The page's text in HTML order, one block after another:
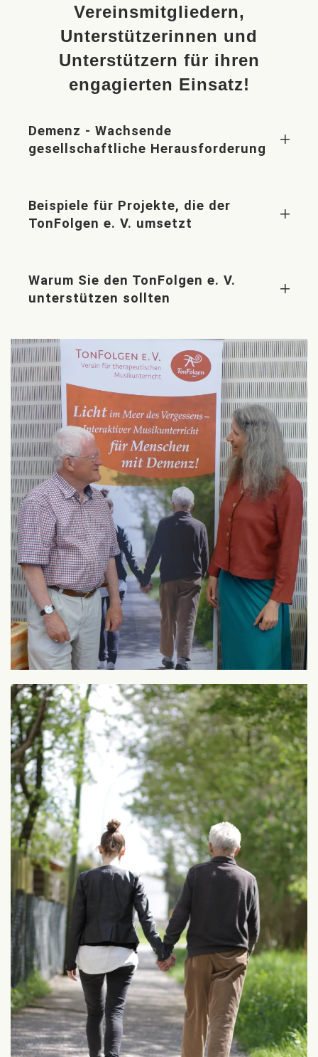
Vereinsmitgliedern,
Unterstützerinnen und
Unterstützern für ihren
engagierten Einsatz!
Demenz - Wachsende
gesellschaftliche Herausforderung
Beispiele für Projekte, die der
TonFolgen e. V. umsetzt
Warum Sie den TonFolgen e. V.
unterstützen sollten